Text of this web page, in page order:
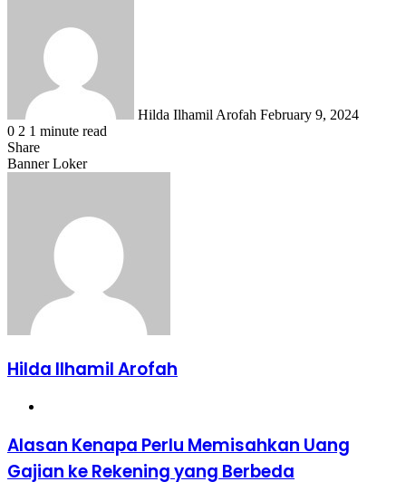
Hilda Ilhamil Arofah February 9, 2024
0 2 1 minute read
Share
Facebook
X
LinkedIn
WhatsApp
Share
Banner Loker
Hilda Ilhamil Arofah
Alasan
Kenapa
Perlu
Alasan Kenapa Perlu Memisahkan Uang
Gajian ke Rekening yang Berbeda